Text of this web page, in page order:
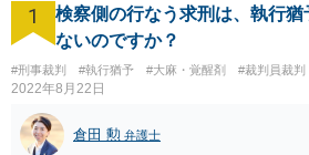
1
検察側の行なう求刑は、執行猶
ないのですか？
#刑事裁判 #執行猶予 #大麻・覚醒剤 #裁判員裁判
2022年8月22日
倉田 勲 弁護士